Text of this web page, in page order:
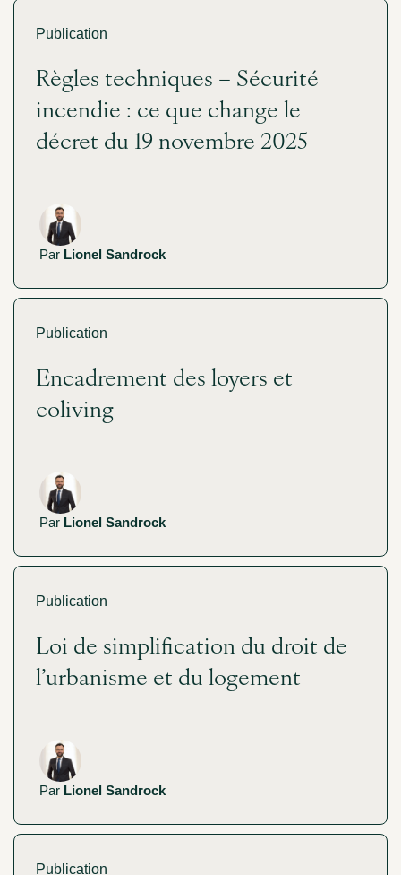
Publication
Règles techniques – Sécurité
incendie : ce que change le
décret du 19 novembre 2025
Par Lionel Sandrock
Publication
Encadrement des loyers et
coliving
Par Lionel Sandrock
Publication
Loi de simplification du droit de
l’urbanisme et du logement
Par Lionel Sandrock
Publication